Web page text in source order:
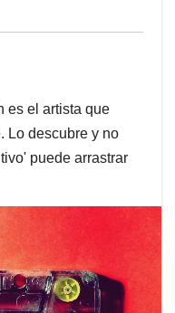
es el artista que
Lo descubre y no
puede arrastrar